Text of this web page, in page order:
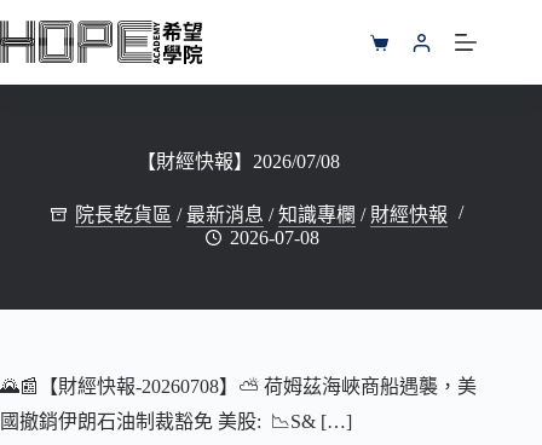
至
購
物
【財經快報】2026/07/08
院長乾貨區 / 最新消息 /知識專欄 / 財經快報
2026-07-08
🌄📰【財經快報-20260708】⛅️ 荷姆茲海峽商船遇襲，美
國撤銷伊朗石油制裁豁免 美股: 📉S& […]